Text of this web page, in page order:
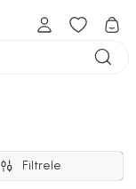
Filtrele